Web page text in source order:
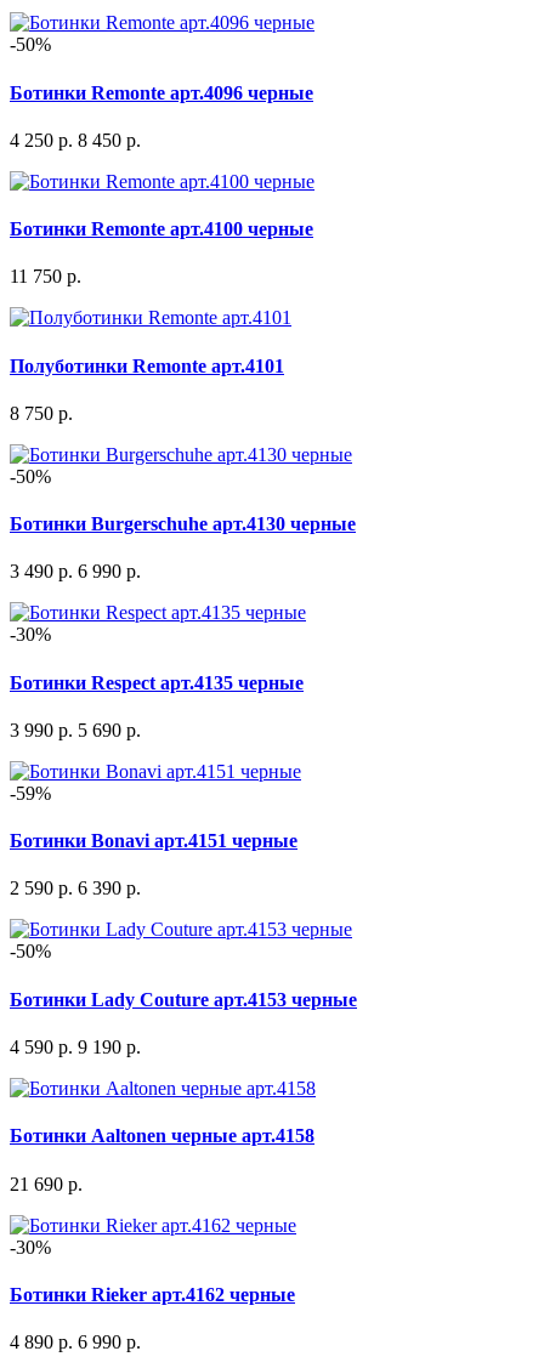
-50%
Ботинки Remonte арт.4096 черные
4 250 р. 8 450 р.
Ботинки Remonte арт.4100 черные
11 750 р.
Полуботинки Remonte арт.4101
8 750 р.
-50%
Ботинки Burgerschuhe арт.4130 черные
3 490 р. 6 990 р.
-30%
Ботинки Respect арт.4135 черные
3 990 р. 5 690 р.
-59%
Ботинки Bonavi арт.4151 черные
2 590 р. 6 390 р.
-50%
Ботинки Lady Couture арт.4153 черные
4 590 р. 9 190 р.
Ботинки Aaltonen черные арт.4158
21 690 р.
-30%
Ботинки Rieker арт.4162 черные
4 890 р. 6 990 р.